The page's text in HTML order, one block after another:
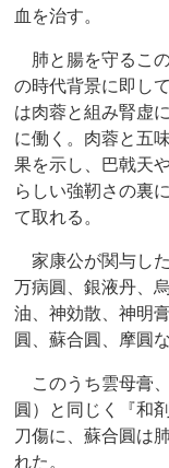
血を治す。
肺と腸を守るこ
の時代背景に即し
は肉蓉と組み腎虚
に働く。肉蓉と五
果を示し、巴戟天
らしい強靭さの裏
て取れる。
家康公が関与し
万病圓、銀液丹、
油、神効散、神明
圓、蘇合圓、摩圓
このうち雲母膏
圓）と同じく『和
刀傷に、蘇合圓は
れた。